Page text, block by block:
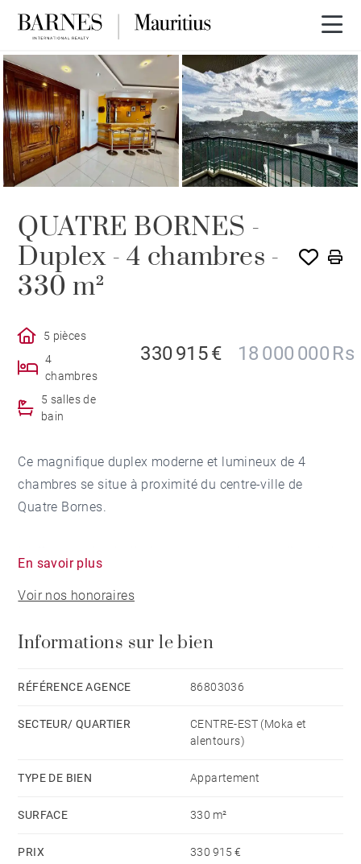
QUATRE BORNES -
Duplex - 4 chambres -
330 m²
5 pièces
4
chambres
5 salles de
bain
330 915 € 18 000 000 Rs
Ce magnifique duplex moderne et lumineux de 4
chambres se situe à proximité du centre-ville de
Quatre Bornes.
ouvrant sur une terrasse avec vue, un bar entièrement
équipé, quatre chambres climatisées en suite et une
Un coin salon et une buanderie complètent ce bien
Un bien qui allie modernité et proximité de toutes les
En savoir plus
Voir nos honoraires
Informations sur le bien
RÉFÉRENCE AGENCE 86803036
SECTEUR/ QUARTIER
CENTRE-EST (Moka et
alentours)
TYPE DE BIEN Appartement
SURFACE 330 m²
PRIX 330 915 €